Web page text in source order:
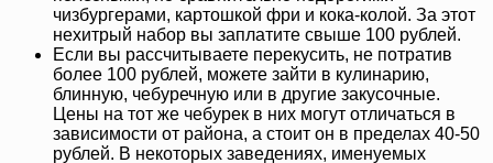
чизбургерами, картошкой фри и кока-колой. За этот
нехитрый набор вы заплатите свыше 100 рублей.
Если вы рассчитываете перекусить, не потратив
более 100 рублей, можете зайти в кулинарию,
блинную, чебуречную или в другие закусочные.
Цены на тот же чебурек в них могут отличаться в
зависимости от района, а стоит он в пределах 40-50
рублей. В некоторых заведениях, именуемых